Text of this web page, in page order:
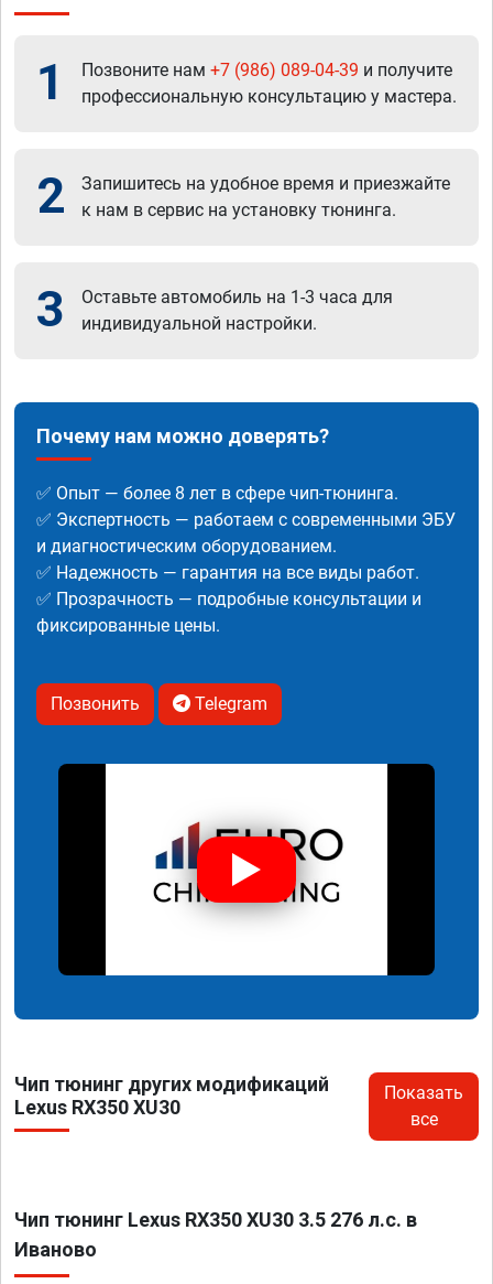
1 Позвоните нам +7 (986) 089-04-39 и получите
профессиональную консультацию у мастера.
2
Запишитесь на удобное время и приезжайте
к нам в сервис на установку тюнинга.
3
Оставьте автомобиль на 1-3 часа для
индивидуальной настройки.
Почему нам можно доверять?
✅ Опыт — более 8 лет в сфере чип-тюнинга.
✅ Экспертность — работаем с современными ЭБУ
и диагностическим оборудованием.
✅ Надежность — гарантия на все виды работ.
✅ Прозрачность — подробные консультации и
фиксированные цены.
Позвонить Telegram
Чип тюнинг других модификаций
Lexus RX350 XU30
Показать
все
Чип тюнинг Lexus RX350 XU30 3.5 276 л.с. в
Иваново